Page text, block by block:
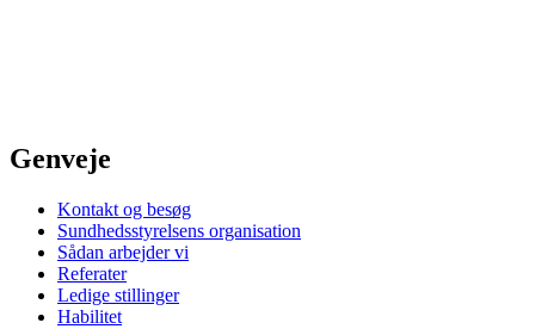
Genveje
Kontakt og besøg
Sundhedsstyrelsens organisation
Sådan arbejder vi
Referater
Ledige stillinger
Habilitet